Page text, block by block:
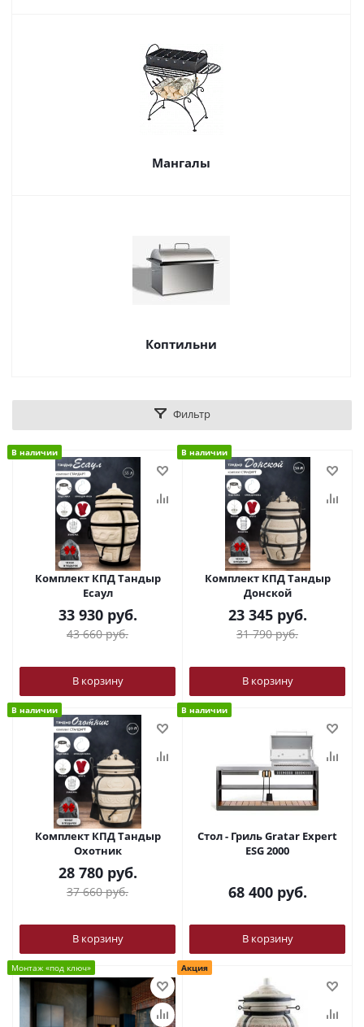
Мангалы
Коптильни
Фильтр
В наличии
Комплект КПД Тандыр
Есаул
33 930руб.
43 660руб.
В корзину
В наличии
Комплект КПД Тандыр
Донской
23 345руб.
31 790руб.
В корзину
В наличии
Комплект КПД Тандыр
Охотник
28 780руб.
37 660руб.
В корзину
В наличии
Стол - Гриль Gratar Expert
ESG 2000
68 400руб.
В корзину
Монтаж «под ключ» Акция